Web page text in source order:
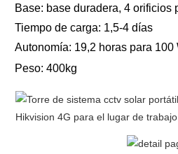
Base: base duradera, 4 orificios
Tiempo de carga: 1,5-4 días
Autonomía: 19,2 horas para 100
Peso: 400kg